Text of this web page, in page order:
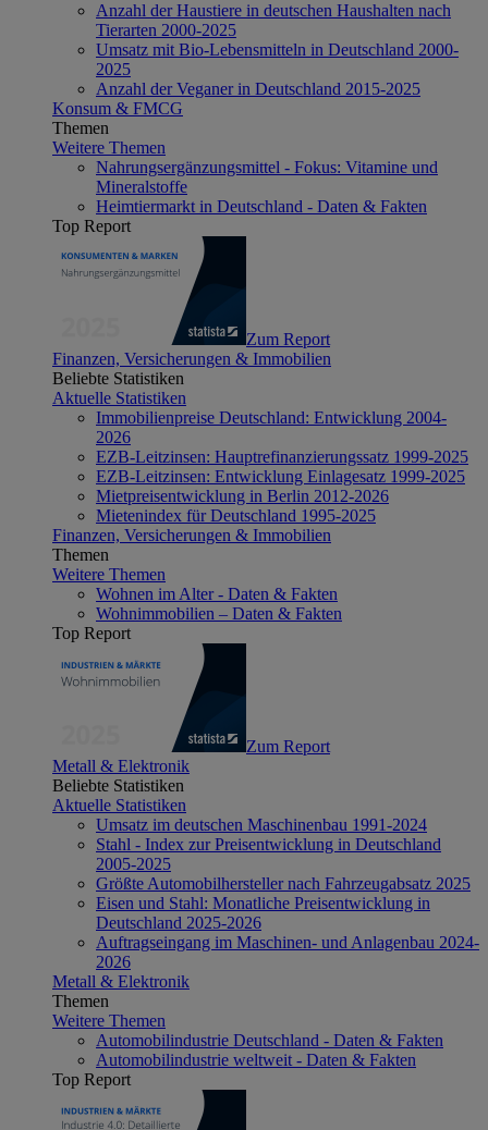
Anzahl der Haustiere in deutschen Haushalten nach
Tierarten 2000-2025
Umsatz mit Bio-Lebensmitteln in Deutschland 2000-
2025
Anzahl der Veganer in Deutschland 2015-2025
Konsum & FMCG
Themen
Weitere Themen
Nahrungsergänzungsmittel - Fokus: Vitamine und
Mineralstoffe
Heimtiermarkt in Deutschland - Daten & Fakten
Top Report
Zum Report
Finanzen, Versicherungen & Immobilien
Beliebte Statistiken
Aktuelle Statistiken
Immobilienpreise Deutschland: Entwicklung 2004-
2026
EZB-Leitzinsen: Hauptrefinanzierungssatz 1999-2025
EZB-Leitzinsen: Entwicklung Einlagesatz 1999-2025
Mietpreisentwicklung in Berlin 2012-2026
Mietenindex für Deutschland 1995-2025
Finanzen, Versicherungen & Immobilien
Themen
Weitere Themen
Wohnen im Alter - Daten & Fakten
Wohnimmobilien – Daten & Fakten
Top Report
Zum Report
Metall & Elektronik
Beliebte Statistiken
Aktuelle Statistiken
Umsatz im deutschen Maschinenbau 1991-2024
Stahl - Index zur Preisentwicklung in Deutschland
2005-2025
Größte Automobilhersteller nach Fahrzeugabsatz 2025
Eisen und Stahl: Monatliche Preisentwicklung in
Deutschland 2025-2026
Auftragseingang im Maschinen- und Anlagenbau 2024-
2026
Metall & Elektronik
Themen
Weitere Themen
Automobilindustrie Deutschland - Daten & Fakten
Automobilindustrie weltweit - Daten & Fakten
Top Report